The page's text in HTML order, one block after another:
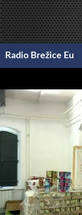
Preskoči
na
vsebino
Radio Brežice Eu